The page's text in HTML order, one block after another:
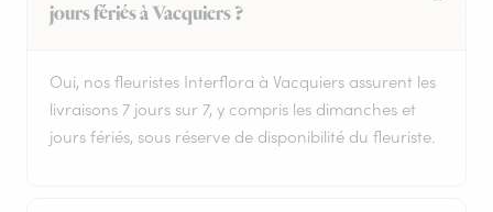
jours fériés à Vacquiers ?
Oui, nos fleuristes Interflora à Vacquiers assurent les
livraisons 7 jours sur 7, y compris les dimanches et
jours fériés, sous réserve de disponibilité du fleuriste.